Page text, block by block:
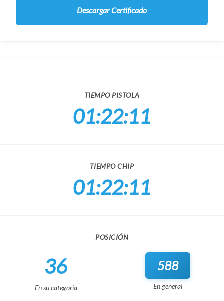
Descargar Certificado
TIEMPO PISTOLA
01:22:11
TIEMPO CHIP
01:22:11
POSICIÓN
36
En su categoría
588
En general